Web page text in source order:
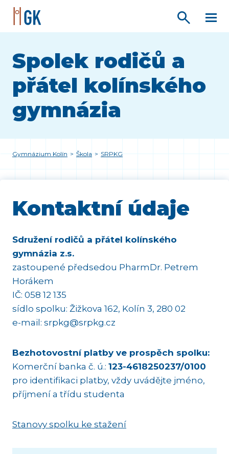
Spolek rodičů a
přátel kolínského
gymnázia
Gymnázium Kolín > Škola > SRPKG
Kontaktní údaje
Sdružení rodičů a přátel kolínského
gymnázia z.s.
zastoupené předsedou PharmDr. Petrem
Horákem
IČ: 058 12 135
sídlo spolku: Žižkova 162, Kolín 3, 280 02
e-mail: srpkg@srpkg.cz
Bezhotovostní platby ve prospěch spolku:
Komerční banka č. ú.: 123-4618250237/0100
pro identifikaci platby, vždy uvádějte jméno,
příjmení a třídu studenta
Stanovy spolku ke stažení